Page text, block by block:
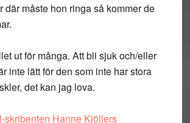
där måste hon ringa så kommer de
ut för många. Att bli sjuk och/eller
inte lätt för den som inte har stora
det kan jag lova.
skribenten Hanne Kjöllers